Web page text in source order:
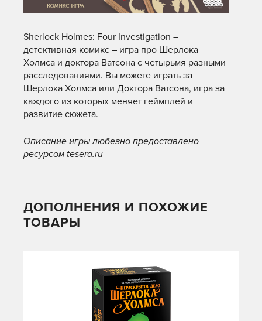
Sherlock Holmes: Four Investigation –
детективная комикс – игра про Шерлока
Холмса и доктора Ватсона с четырьмя разными
расследованиями. Вы можете играть за
Шерлока Холмса или Доктора Ватсона, игра за
каждого из которых меняет геймплей и
развитие сюжета.
Описание игры любезно предоставлено
ресурсом tesera.ru
ДОПОЛНЕНИЯ И ПОХОЖИЕ
ТОВАРЫ